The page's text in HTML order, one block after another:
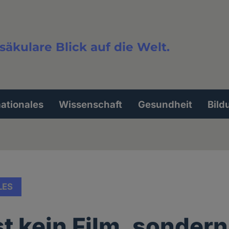
Blick auf die Welt.
Wissenschaft Gesundheit